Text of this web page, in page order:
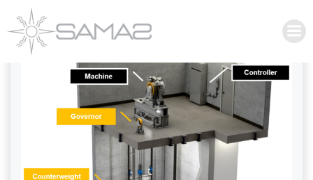
Categories: